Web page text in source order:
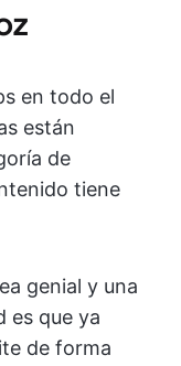
en todo el
están
de
tiene
genial y una
es que ya
de forma